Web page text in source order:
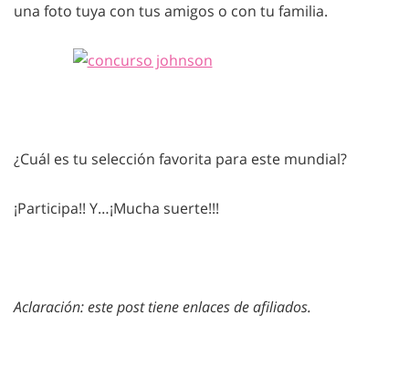
una foto tuya con tus amigos o con tu familia.
¿Cuál es tu selección favorita para este mundial?
¡Participa!! Y…¡Mucha suerte!!!
Aclaración: este post tiene enlaces de afiliados.